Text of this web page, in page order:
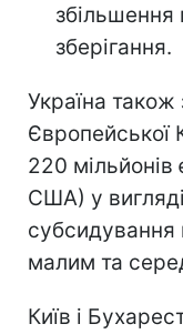
зберігання.
Україна
Європейської
220
США) у
субсидування
малим та
Київ і